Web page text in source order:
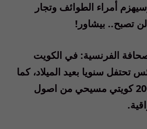
أمراء الطوائف وتجار
لن تصبح.. بيشاور!
الفرنسية: في الكويت
تحتفل سنويا بعيد الميلاد، كما
ان فيها حوالى 200 كويتي مسيحي من اصول